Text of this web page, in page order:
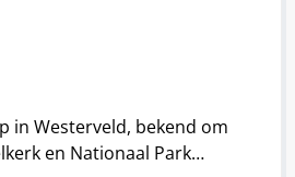
in Westerveld, bekend om
en Nationaal Park